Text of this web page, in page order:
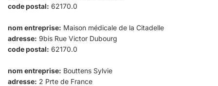
code postal: 62170.0
nom entreprise: Maison médicale de la Citadelle
adresse: 9bis Rue Victor Dubourg
code postal: 62170.0
nom entreprise: Bouttens Sylvie
adresse: 2 Prte de France